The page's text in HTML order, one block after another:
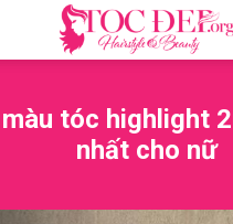
tóc highlight
nhất cho nữ